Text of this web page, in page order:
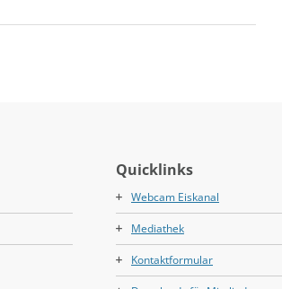
Quicklinks
Webcam Eiskanal
Mediathek
Kontaktformular